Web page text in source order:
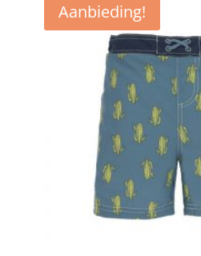
Aanbieding!